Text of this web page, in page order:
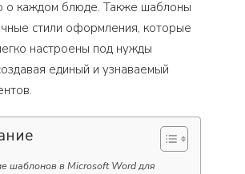
о каждом блюде. Также шаблоны
стили оформления, которые
настроены под нужды
единый и узнаваемый
шаблонов в Microsoft Word для